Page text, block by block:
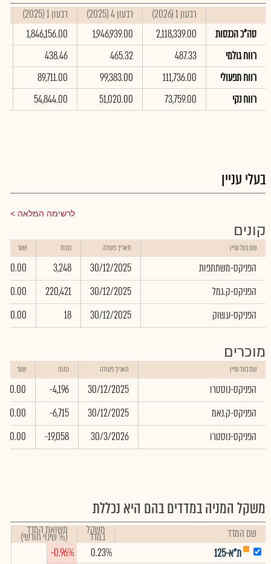
רבעון 1 (2026) רבעון 4 (2025) רבעון 1 (2025)
סה"כ הכנסות
2,118,339.00
1,946,939.00
1,846,156.00
רווח גולמי
487.33
465.32
438.46
רווח תפעולי
111,736.00
99,383.00
89,711.00
רווח נקי
73,759.00
51,020.00
54,844.00
בעלי עניין
לרשימה המלאה
קונים
שם בעל עניין תאריך פעולה כמות שער
הפניקס-משתתפות 30/12/2025
3,248
0.00
הפניקס-ק.גמל
30/12/2025
220,421
0.00
הפניקס-ע.שוק
30/12/2025
18
0.00
מוכרים
שם בעל עניין תאריך פעולה כמות שער
הפניקס-נוסטרו 30/12/2025
-4,196
0.00
הפניקס-ק.נאמ
30/12/2025
-6,715
0.00
הפניקס-נוסטרו
30/3/2026
-19,058
0.00
משקל המניה במדדים בהם היא נכללת
שם המדד משקל
במדד תשואת המדד
(% שינוי חודשי)
ת"א-125
0.23%
-0.96%